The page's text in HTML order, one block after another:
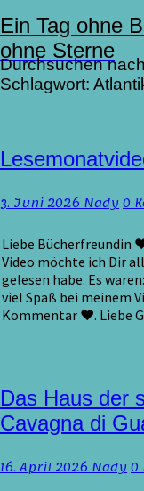
Ein Tag ohne
ohne Sterne
Durchsuchen nach
Schlagwort:
Lesemonatvideo
Mai
3. Juni 2026Nady0
Liebe Bücherfreundin
Video möchte ich Dir
gelesen habe. Es
viel Spaß bei meinem
Kommentar ♥. Liebe
Das
Haus
der
Träume
Das Haus der
Cavagna di
16. April 2026Nady0